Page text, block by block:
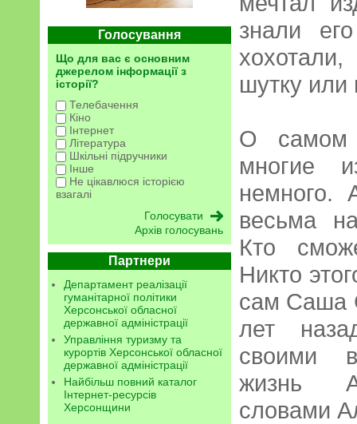
Голосування
Що для вас є основним
джерелом інформації з
історії?
Телебачення
Кіно
Інтернет
Література
Шкільні підручники
Інше
Не цікавлюся історією
взагалі
Архів голосувань
Партнери
Департамент реалізації
гуманітарної політики
Херсонської обласної
державної адміністрації
Управління туризму та
курортів Херсонської обласної
державної адміністрації
Найбільш повний каталог
Інтернет-ресурсів
Херсонщини
знали
шутку или
О самом
многие
немного.
весьма
Кто
Никто
сам Саша
лет
своими
жизнь
словами